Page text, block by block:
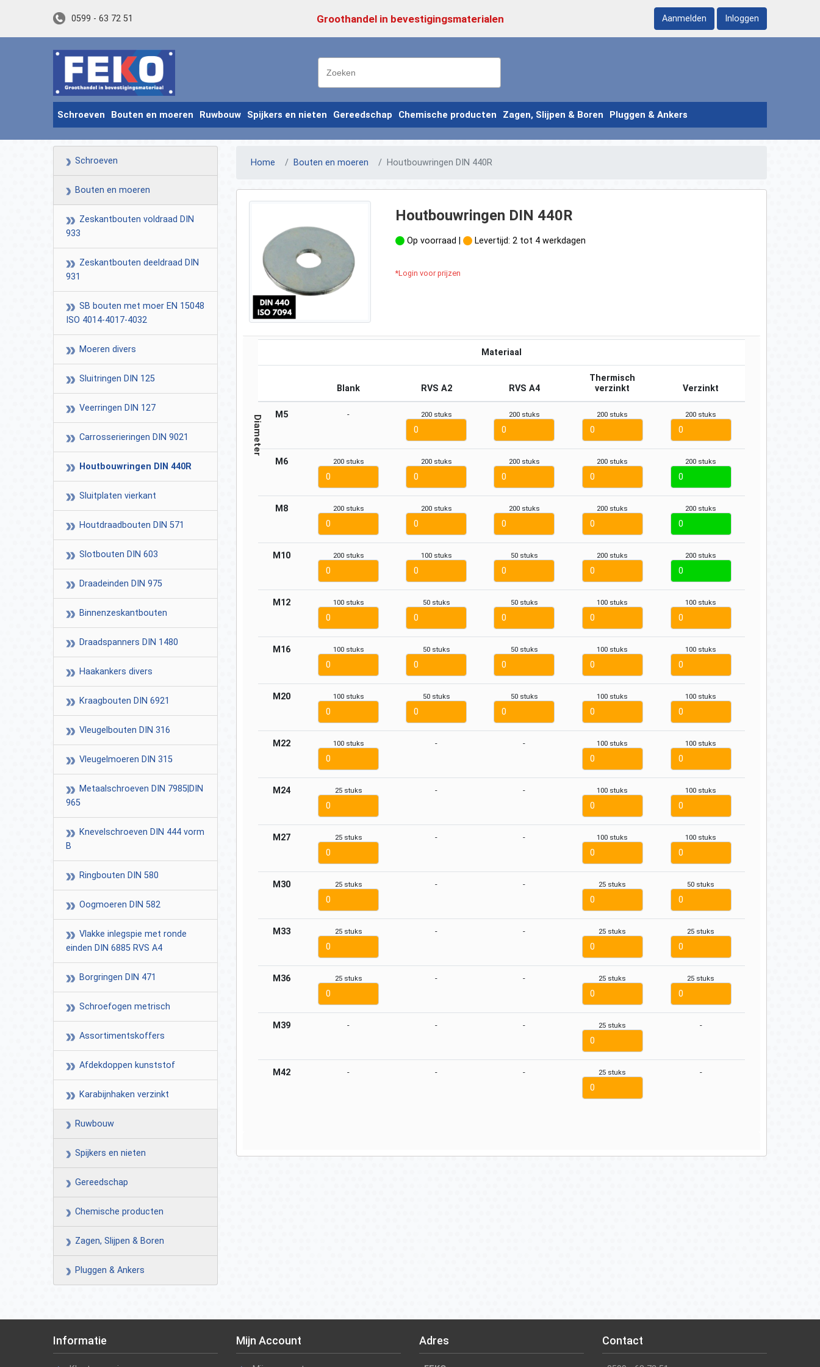
0599 - 63 72 51 Groothandel in bevestigingsmaterialen Aanmelden Inloggen
Schroeven Bouten en moeren Ruwbouw Spijkers en nieten Gereedschap Chemische producten Zagen, Slijpen & Boren Pluggen & Ankers
Schroeven
Bouten en moeren
Zeskantbouten voldraad DIN
933
Zeskantbouten deeldraad DIN
931
SB bouten met moer EN 15048
ISO 4014-4017-4032
Moeren divers
Sluitringen DIN 125
Veerringen DIN 127
Carrosserieringen DIN 9021
Houtbouwringen DIN 440R
Sluitplaten vierkant
Houtdraadbouten DIN 571
Slotbouten DIN 603
Draadeinden DIN 975
Binnenzeskantbouten
Draadspanners DIN 1480
Haakankers divers
Kraagbouten DIN 6921
Vleugelbouten DIN 316
Vleugelmoeren DIN 315
Metaalschroeven DIN 7985|DIN
965
Knevelschroeven DIN 444 vorm
B
Ringbouten DIN 580
Oogmoeren DIN 582
Vlakke inlegspie met ronde
einden DIN 6885 RVS A4
Borgringen DIN 471
Schroefogen metrisch
Assortimentskoffers
Afdekdoppen kunststof
Karabijnhaken verzinkt
Ruwbouw
Spijkers en nieten
Gereedschap
Chemische producten
Zagen, Slijpen & Boren
Pluggen & Ankers
Home Bouten en moeren Houtbouwringen DIN 440R
Houtbouwringen DIN 440R
Op voorraad | Levertijd: 2 tot 4 werkdagen
*Login voor prijzen
Diameter
Materiaal
Blank RVS A2 RVS A4
Thermisch
verzinkt
Verzinkt
M5 - 200 stuks 200 stuks 200 stuks 200 stuks
M6 200 stuks 200 stuks 200 stuks 200 stuks 200 stuks
M8 200 stuks 200 stuks 200 stuks 200 stuks 200 stuks
M10 200 stuks 100 stuks 50 stuks 200 stuks 200 stuks
M12 100 stuks 50 stuks 50 stuks 100 stuks 100 stuks
M16 100 stuks 50 stuks 50 stuks 100 stuks 100 stuks
M20 100 stuks 50 stuks 50 stuks 100 stuks 100 stuks
M22 100 stuks - - 100 stuks 100 stuks
M24 25 stuks - - 100 stuks 100 stuks
M27 25 stuks - - 100 stuks 100 stuks
M30 25 stuks - - 25 stuks 50 stuks
M33 25 stuks - - 25 stuks 25 stuks
M36 25 stuks - - 25 stuks 25 stuks
M39 - - - 25 stuks -
M42 - - - 25 stuks -
Informatie Mijn Account Adres Contact